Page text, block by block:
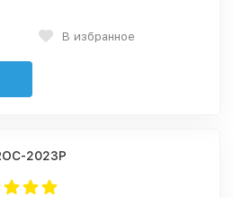
В избранное
2023P